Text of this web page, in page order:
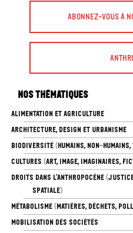
Abonnez-vous à
Nos thématiques
ALIMENTATION ET AGRICULTURE
ARCHITECTURE, DESIGN ET URBANISME
BIODIVERSITÉ (HUMAINS, NON-
CULTURES (ART, IMAGE, IMAGINAIRES,
DROITS DANS L’ANTHROPOCÈNE
SPATIALE)
MÉTABOLISME (MATIÈRES, DÉCHETS,
MOBILISATION DES SOCIÉTÉS